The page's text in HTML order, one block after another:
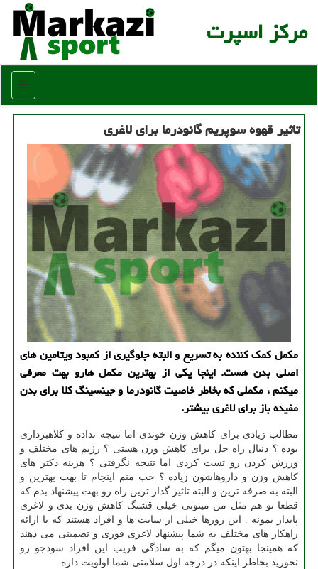
مركز اسپرت
منو
تاثیر قهوه سوپریم گانودرما برای لاغری
مکمل کمک کننده به تسریع و البته جلوگیری از کمبود ویتامین های
اصلی بدن هست. اینجا یکی از بهترین مکمل هارو بهت معرفی
میکنم ، مکملی که بخاطر خاصیت گانودرما و جینسینگ کلا برای بدن
مفیده باز برای لاغری بیشتر.
مطالب زیادی برای کاهش وزن خوندی اما نتیجه نداده و کلاهبرداری
بوده ؟ دنبال راه حل برای کاهش وزن هستی ؟ رژیم های مختلف و
ورزش کردن رو تست کردی اما نتیجه نگرفتی ؟ هزینه دکتر های
کاهش وزن و داروهاشون زیاده ؟ خب منم اینجام تا بهت بهترین و
البته به صرفه ترین و البته تاثیر گذار ترین راه رو بهت پیشنهاد بدم که
قطعا تو هم مثل من میتونی خیلی قشنگ کاهش وزن بدی و لاغری
پایدار بمونه . این روزها خیلی از سایت ها و افراد هستند که با ارائه
راهکار های مختلف به شما پیشنهاد لاغری فوری و تضمینی می دهند
که همینجا بهتون میگم که به سادگی فریب این افراد سودجو رو
نخورید بخاطر اینکه در درجه اول سلامتی شما اولویت داره.